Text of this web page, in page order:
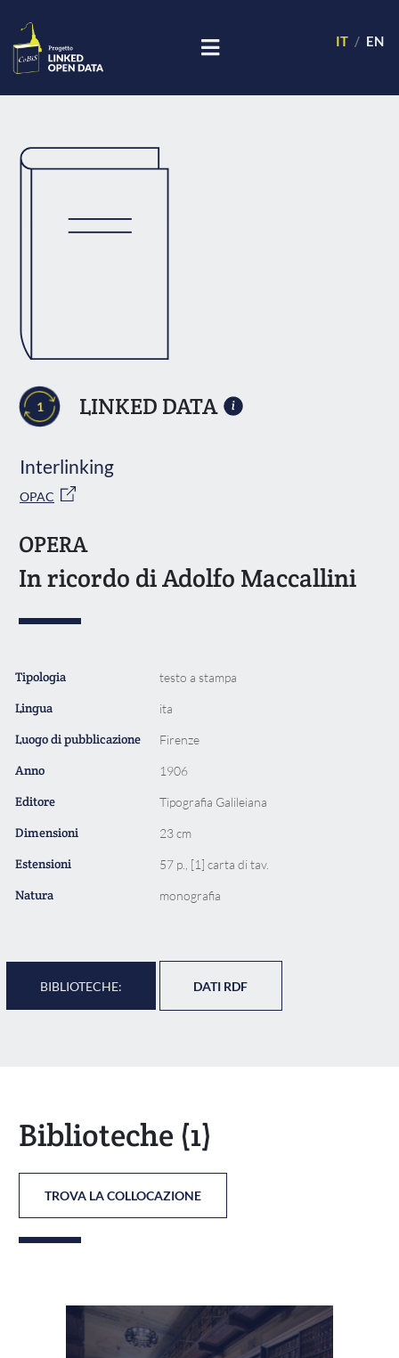
IT EN
1 LINKED DATA
Interlinking
OPAC
OPERA
In ricordo di Adolfo Maccallini
Tipologia testo a stampa
Lingua ita
Luogo di pubblicazione Firenze
Anno 1906
Editore Tipografia Galileiana
Dimensioni 23 cm
Estensioni 57 p., [1] carta di tav.
Natura monografia
BIBLIOTECHE: DATI RDF
Biblioteche (1)
TROVA LA COLLOCAZIONE